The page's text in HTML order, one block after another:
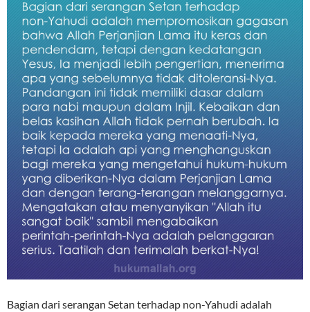
Bagian dari serangan Setan terhadap non-Yahudi adalah